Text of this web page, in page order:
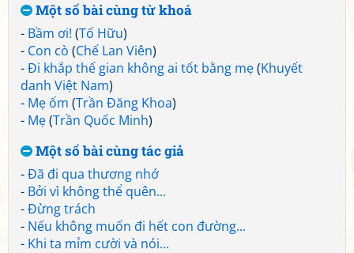
Một số bài cùng từ khoá
- Bầm ơi! (Tố Hữu)
- Con cò (Chế Lan Viên)
-Đi khắp thế gian không ai tốt bằng mẹ(Khuyết
danh Việt Nam)
- Mẹ ốm (Trần Đăng Khoa)
- Mẹ(Trần Quốc Minh)
Một số bài cùng tác giả
-Đã đi qua thương nhớ
- Bởi vì không thể quên...
-Đừng trách
- Nếu không muốn đi hết con đường...
- Khi ta mỉm cười và nói...